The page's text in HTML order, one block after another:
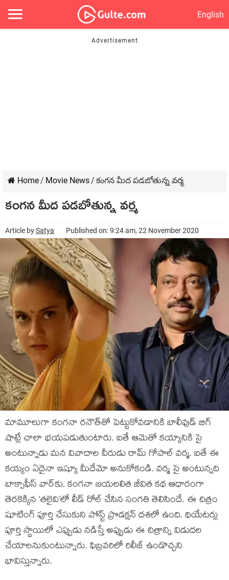
English
Home/ Movie News/ కంగన మీద పడబోతున్న వర్మ
కంగన మీద పడబోతున్న వర్మ
Article bySatya Published on: 9:24 am, 22 November 2020
మామూలుగా కంగనా రనౌత్‌తో పెట్టుకోవడానికి బాలీవుడ్ బిగ్
షాట్లే చాలా భయపడుతుంటారు. ఐతే ఆమెతో కయ్యానికి సై
అంటున్నాడు మన వివాదాల వీరుడు రామ్ గోపాల్ వర్మ. ఐతే ఈ
కయ్యం ఏదైనా ఇష్యూ మీదేమో అనుకోకండి. వర్మ సై అంటున్నది
బాక్సాఫీస్ వార్‌కు. కంగనా జయలలిత జీవిత కథ ఆధారంగా
తెరకెక్కిన ‘తలైవి’లో లీడ్ రోల్ చేసిన సంగతి తెలిసిందే. ఈ చిత్రం
షూటింగ్ పూర్తి చేసుకుని పోస్ట్ ప్రొడక్షన్ దశలో ఉంది. థియేటర్లు
పూర్తి స్థాయిలో ఎప్పుడు నడిస్తే అప్పుడు ఈ చిత్రాన్ని విడుదల
చేయాలనుకుంటున్నారు. ఫిబ్రవరిలో రిలీజ్ ఉండొచ్చని
భావిస్తున్నారు.